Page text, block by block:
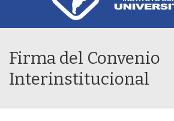
Firma del Convenio
Interinstitucional